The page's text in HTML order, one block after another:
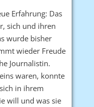
Erfahrung: Das
sich und ihren
wurde bisher
wieder Freude
Journalistin.
waren, konnte
in ihrem
will und was sie